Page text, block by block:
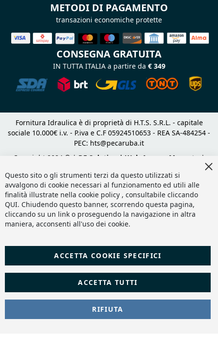
METODI DI PAGAMENTO
transazioni economiche protette
CONSEGNA GRATUITA
IN TUTTA ITALIA a partire da € 349
Fornitura Idraulica è di proprietà di H.T.S. S.R.L. - capitale
sociale 10.000€ i.v. - P.iva e C.F 05924510653 - REA SA-484254 -
PEC: hts@pecaruba.it
Copyright 2024 © | DF Solution | Web Agency Magento
|
Questo sito o gli strumenti terzi da questo utilizzati si
avvalgono di cookie necessari al funzionamento ed utili alle
finalità illustrate nella cookie policy , consultabile cliccando
QUI. Chiudendo questo banner, scorrendo questa pagina,
cliccando su un link o proseguendo la navigazione in altra
maniera, acconsenti all'uso dei cookie.
ACCETTA TUTTI
ACCETTA COOKIE SPECIFICI
RIFIUTA